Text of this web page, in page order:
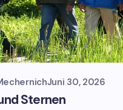
Sternen
Juni 30, 2026